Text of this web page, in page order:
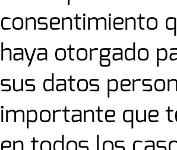
consentimiento
haya otorgado
sus datos
importante que